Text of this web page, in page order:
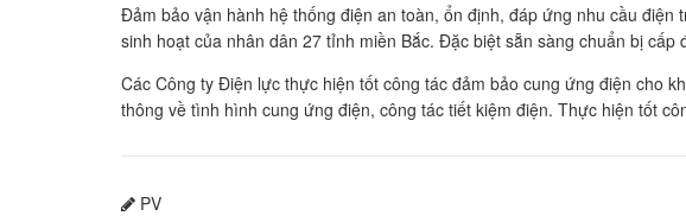
Đảm bảo vận hành hệ thống điện an toàn, ổn định, đáp ứng nhu cầu
sinh hoạt của nhân dân 27 tỉnh miền Bắc. Đặc biệt sẵn sàng chuẩn bị
Các Công ty Điện lực thực hiện tốt công tác đảm bảo cung ứng điện cho
thông về tình hình cung ứng điện, công tác tiết kiệm điện. Thực hiện tốt
PV